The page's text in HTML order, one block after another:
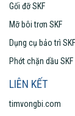
Gối đỡ SKF
Mỡ bôi trơn SKF
Dụng cụ bảo trì SKF
Phớt chặn dầu SKF
LIÊN KẾT
timvongbi.com